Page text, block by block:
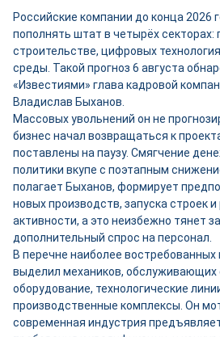
Российские компании до конца 2026
пополнять штат в четырёх
строительстве, цифровых
среды. Такой прогноз 6 августа
«Известиями» глава кадровой
Владислав Быханов.
Массовых увольнений он не
бизнес начал возвращаться к
поставлены на паузу. Смягчение
политики вкупе с поэтапным
полагает Быханов, формирует
новых производств, запуска строек
активности, а это неизбежно тянет
дополнительный спрос на персонал.
В перечне наиболее востребованных
выделил механиков, обслуживающих
оборудование, технологические
производственные комплексы. Он
современная индустрия